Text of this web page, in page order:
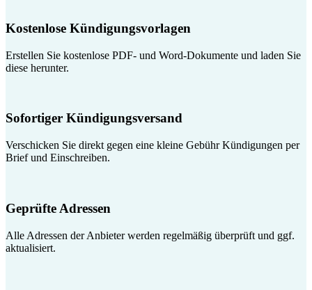
Kostenlose Kündigungsvorlagen
Erstellen Sie kostenlose PDF- und Word-Dokumente und laden Sie
diese herunter.
Sofortiger Kündigungsversand
Verschicken Sie direkt gegen eine kleine Gebühr Kündigungen per
Brief und Einschreiben.
Geprüfte Adressen
Alle Adressen der Anbieter werden regelmäßig überprüft und ggf.
aktualisiert.